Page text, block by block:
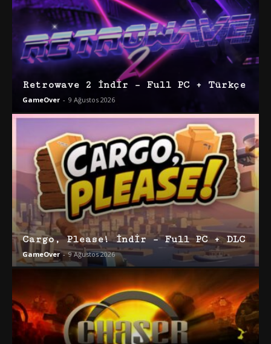
Retrowave 2 İndir – Full PC + Türkçe
GameOver - 9 Ağustos 2026
Cargo, Please! İndir – Full PC + DLC
GameOver - 9 Ağustos 2026